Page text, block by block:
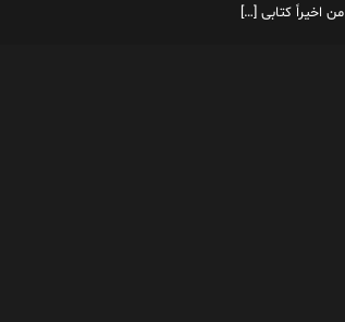
من اخیراً کتابی […]